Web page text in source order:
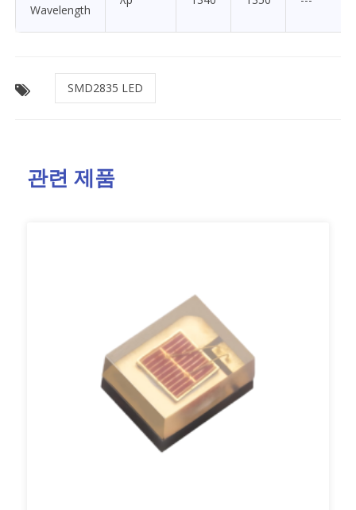
Wavelength
SMD2835 LED
관련 제품